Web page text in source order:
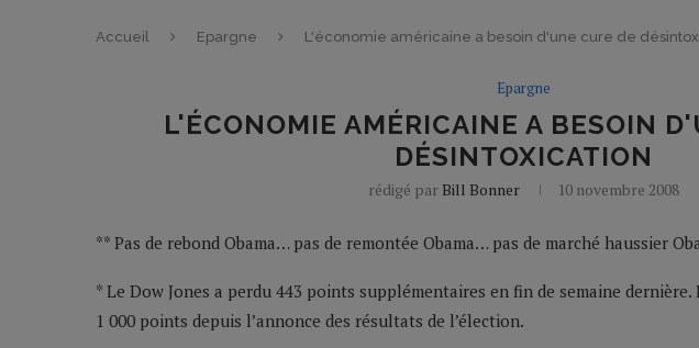
Accueil Epargne L'économie américaine a besoin d'une cure de
Epargne
L'ÉCONOMIE AMÉRICAINE A BESOIN
DÉSINTOXICATION
rédigé par Bill Bonner 10 novembre 2008
** Pas de rebond Obama… pas de remontée Obama… pas de marché haussier
* Le Dow Jones a perdu 443 points supplémentaires en fin de semaine dernière.
1 000 points depuis l’annonce des résultats de l’élection.